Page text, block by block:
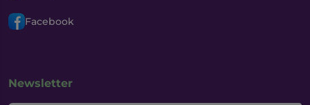
Facebook
Newsletter